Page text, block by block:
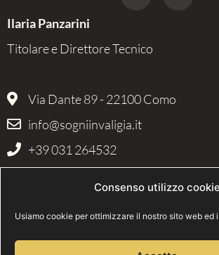
Consenso utilizzo cookie
Usiamo cookie per ottimizzare il nostro sito web ed
Ilaria Panzarini
Titolare e Direttore Tecnico
Via Dante 89 - 22100 Como
info@sogniinvaligia.it
+39 031 264532
P.IVA 03234570137 | C.F. PNZLRI83M70C933R |
del 01/02/2010 | RC Allianz 112367906 |
La presente azienda ha ricevuto nel corso del 2020
pubblicati sul RNA sezione